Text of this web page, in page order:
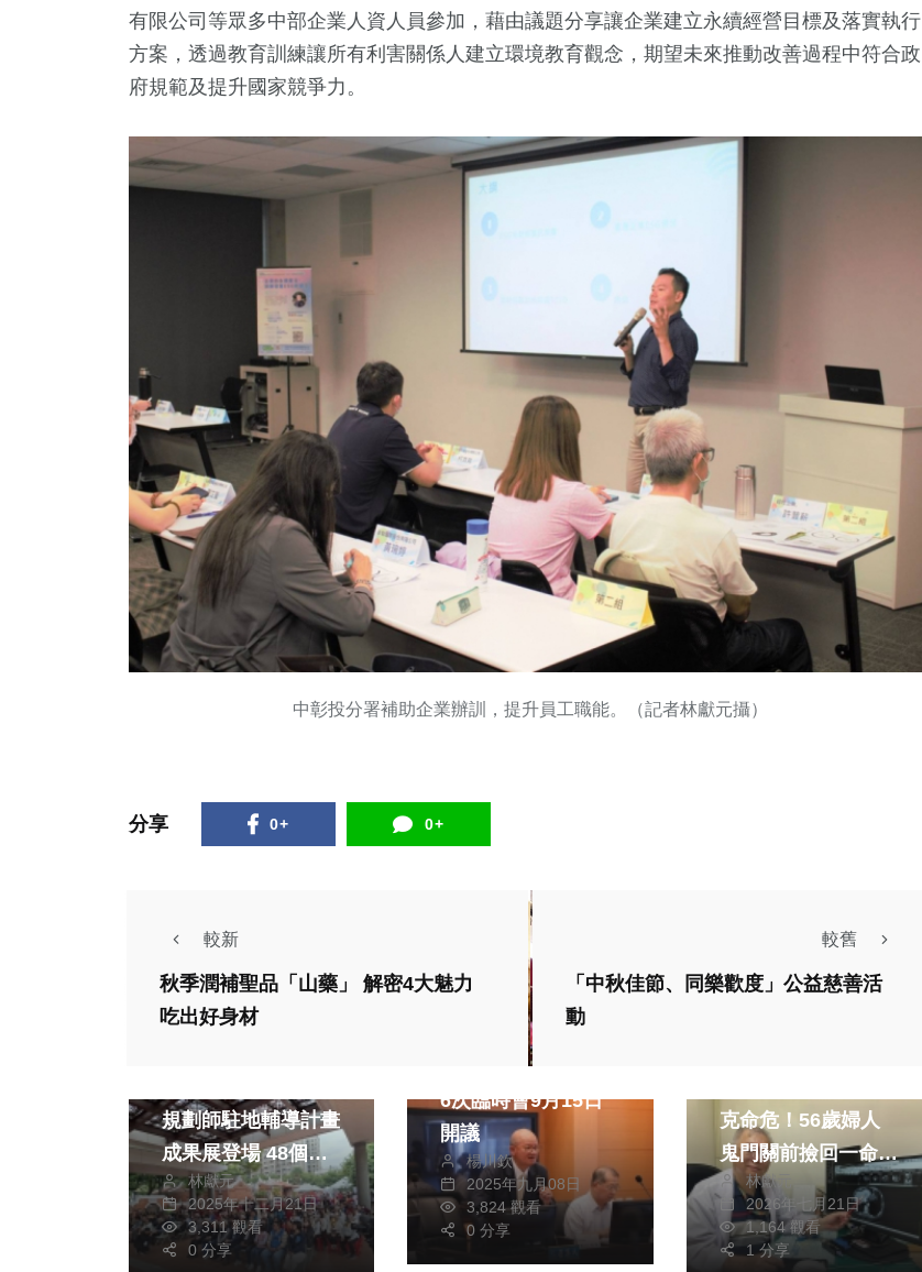
有限公司等眾多中部企業人資人員參加，藉由議題分享讓企業建立永續經營目標及落實執行
方案，透過教育訓練讓所有利害關係人建立環境教育觀念，期望未來推動改善過程中符合政
府規範及提升國家競爭力。
中彰投分署補助企業辦訓，提升員工職能。（記者林獻元攝）
分享 0+ 0+
較新
秋季潤補聖品「山藥」 解密4大魅力
吃出好身材
較舊
「中秋佳節、同樂歡度」公益慈善活
動
政治 生活
規劃師駐地輔導計畫
成果展登場 48個社
區展功夫 展現在地
創新能量
林獻元
2025年十二月21日
3,311 觀看
0 分享
社會
台中市議會第4屆第
6次臨時會9月15日
開議
楊川欽
2025年九月08日
3,824 觀看
0 分享
克命危！56歲婦人
鬼門關前撿回一命
豐原醫院微創手術成
功逆轉人生
林獻元
2026年七月21日
1,164 觀看
1 分享
綜合
政治 健康及醫療
台中新增1例流行性
+
評論
9+
影視
243+
生活
204+
社會